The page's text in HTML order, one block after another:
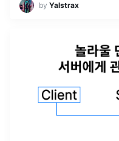
by Yalstrax